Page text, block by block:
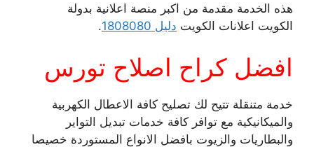
هذه الخدمة مقدمة من اكبر منصة اعلانية بدولة
الكويت اعلانات الكويت دليل 1808080 .
افضل كراح اصلاح تورس
خدمة متنقلة تتيح لك تصليح كافة الاعطال الكهربية
والميكانيكية مع توافر كافة خدمات تبديل التواير
والبطاريات والزيوت بافضل الانواع المستوردة خصيصا